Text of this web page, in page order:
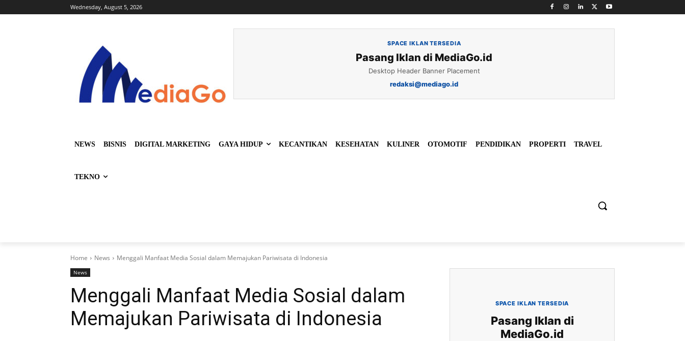
Wednesday, August 5, 2026
SPACE IKLAN TERSEDIA
Pasang Iklan di MediaGo.id
Desktop Header Banner Placement
redaksi@mediago.id
NEWS BISNIS DIGITAL MARKETING GAYA HIDUP KECANTIKAN KESEHATAN KULINER OTOMOTIF PENDIDIKAN PROPERTI TRAVEL
TEKNO
Home News Menggali Manfaat Media Sosial dalam Memajukan Pariwisata di Indonesia
News
Menggali Manfaat Media Sosial dalam
Memajukan Pariwisata di Indonesia
SPACE IKLAN TERSEDIA
Pasang Iklan di
MediaGo.id